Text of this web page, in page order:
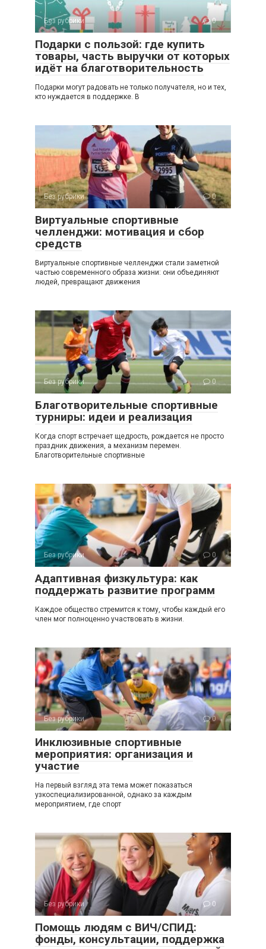
Без рубрики 0
Подарки с пользой: где купить
товары, часть выручки от которых
идёт на благотворительность
Подарки могут радовать не только получателя, но и тех,
кто нуждается в поддержке. В
Без рубрики 0
Виртуальные спортивные
челленджи: мотивация и сбор
средств
Виртуальные спортивные челленджи стали заметной
частью современного образа жизни: они объединяют
людей, превращают движения
Без рубрики 0
Благотворительные спортивные
турниры: идеи и реализация
Когда спорт встречает щедрость, рождается не просто
праздник движения, а механизм перемен.
Благотворительные спортивные
Без рубрики 0
Адаптивная физкультура: как
поддержать развитие программ
Каждое общество стремится к тому, чтобы каждый его
член мог полноценно участвовать в жизни.
Без рубрики 0
Инклюзивные спортивные
мероприятия: организация и
участие
На первый взгляд эта тема может показаться
узкоспециализированной, однако за каждым
мероприятием, где спорт
Без рубрики 0
Помощь людям с ВИЧ/СПИД:
фонды, консультации, поддержка